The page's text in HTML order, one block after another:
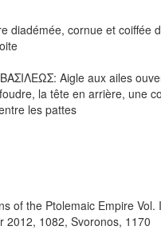
diadémée, cornue et coiffée
Aigle aux ailes
la tête en arrière, une
les pattes
of the Ptolemaic Empire Vol.
2012, 1082, Svoronos, 1170